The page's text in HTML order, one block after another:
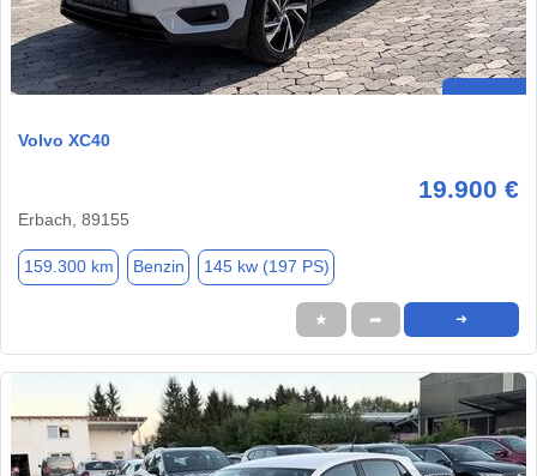
Volvo XC40
19.900 €
Erbach, 89155
159.300 km Benzin 145 kw (197 PS)
★ ➦ ➜